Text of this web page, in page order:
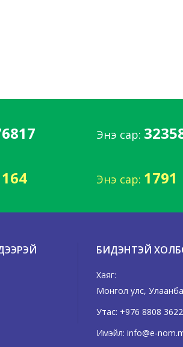
Энэ сар:
Энэ сар: 1791
БИДЭНТЭЙ
Хаяг:
Монгол улс,
Утас: +976 8808 3622
Имэйл: info@e-